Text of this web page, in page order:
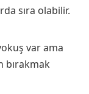
sıra olabilir.
var ama
bırakmak